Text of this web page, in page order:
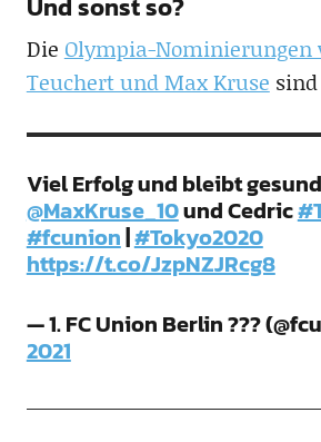
Und sonst so?
Die Olympia-Nominierungen
Teuchert und Max Kruse
Viel Erfolg und bleibt
@MaxKruse_10und Cedric
#fcunion|#Tokyo2020
https://t.co/JzpNZJRcg8
— 1. FC Union Berlin ???
2021